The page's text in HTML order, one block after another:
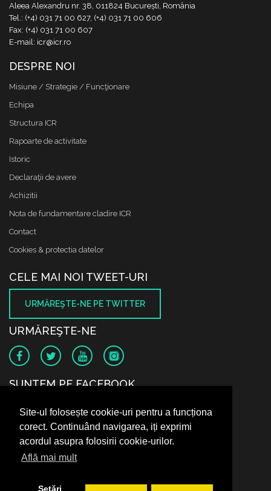
Site-ul folosește cookie-uri pentru a funcționa
corect. Continuând navigarea, iți exprimi
acordul asupra folosirii cookie-urilor.
Află mai mult
Setări
Aleea Alexandru nr. 38, 011824 București, România
Tel.: (+4) 031 71 00 627, (+4) 031 71 00 606
Fax: (+4) 031 71 00 607
E-mail: icr@icr.ro
DESPRE NOI
Misiune / Strategie / Funcţionare
Echipa
Structura ICR
Rapoarte de activitate
Istoric
Declaraţii de avere
Achizitii
Nota de fundamentare cladire ICR
Contact
Cookies & protectia datelor
CELE MAI NOI TWEET-URI
URMĂREŞTE-NE PE TWITTER
URMĂREŞTE-NE
SUNTEM PE FACEBOOK